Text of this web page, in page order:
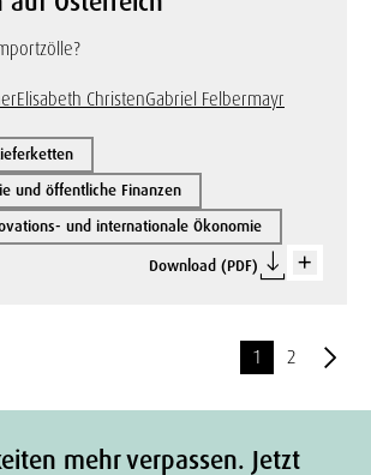
Elisabeth ChristenGabriel Felbermayr
und öffentliche Finanzen
und internationale Ökonomie
Download (PDF)
1 2
mehr verpassen. Jetzt